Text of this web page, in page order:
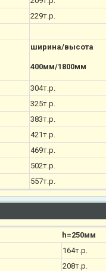
229т.р.
ширина/высота
400мм/1800мм
304т.р.
325т.р.
383т.р.
421т.р.
469т.р.
502т.р.
557т.р.
h=250мм
164т.р.
208т.р.